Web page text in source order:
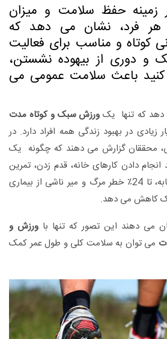
زمینه حفظ سلامت و میزان
هر فرد، نشان می دهد که
کوتاه و مناسب برای فعالیت
و دوری از بیهوده نشستن،
کنید باعث سلامت عمومی می
که تنها یک ورزش سبک و کوتاه مدت
زیادی در بهبود زندگی همه افراد دارد. در
محققان گزارش می دهند که چگونه یک
انجام دادن کارهای خانه، قدم زدن، تمرین
بدنی یا فعالیت های مشابه، تا 24٪ خطر مرگ و میر ناشی از بیماری
کاهش می دهد.
می دهند این تصور که تنها با ورزش و
می توان به سلامت کلی و طول عمر کمک